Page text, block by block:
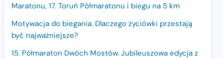
Maratonu, 17. Toruń Półmaratonu i biegu na 5 km
Motywacja do biegania. Dlaczego życiówki przestają
być najważniejsze?
15. Półmaraton Dwóch Mostów. Jubileuszowa edycja z